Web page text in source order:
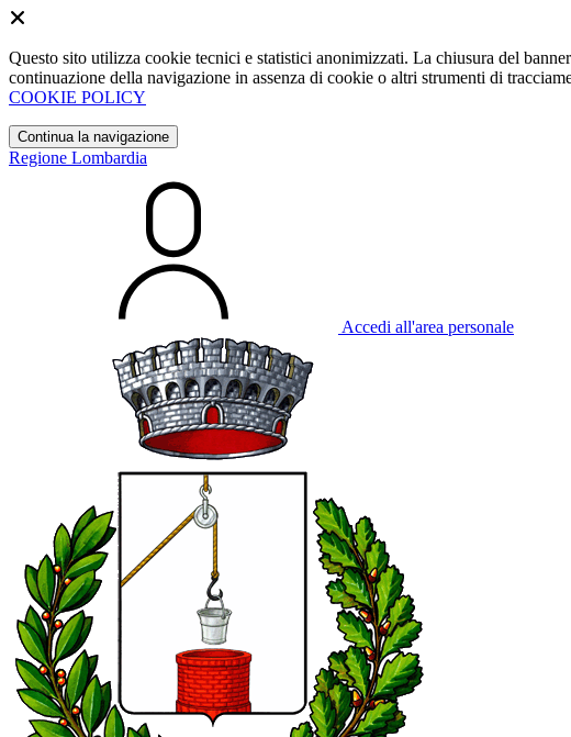
Questo sito utilizza cookie tecnici e statistici anonimizzati. La chiusura del
continuazione della navigazione in assenza di cookie o altri strumenti di
COOKIE POLICY
Continua la navigazione
Regione Lombardia
Accedi all'area personale